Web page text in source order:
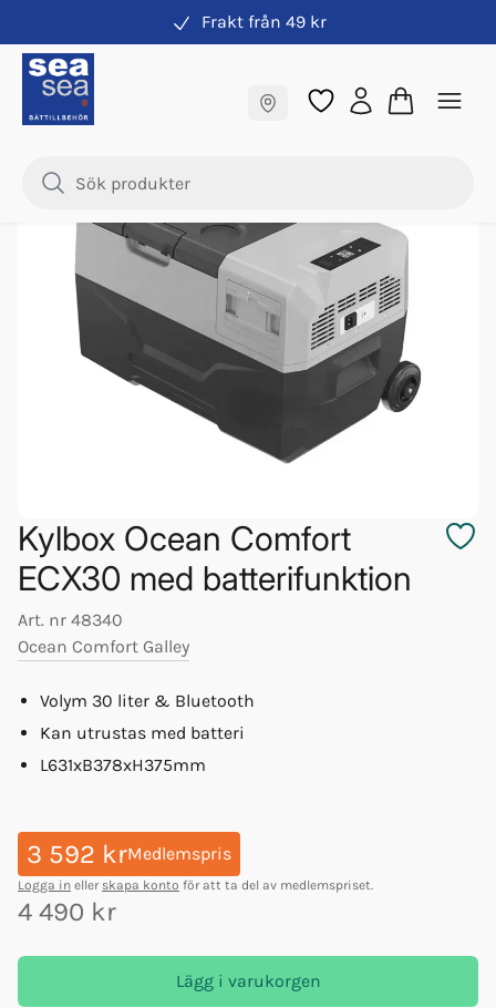
Frakt från 49 kr
Samma pris online & i butik
Kylbox Ocean Comfort
ECX30 med batterifunktion
Art. nr 48340
Ocean Comfort Galley
Volym 30 liter & Bluetooth
Kan utrustas med batteri
L631xB378xH375mm
3 592 krMedlemspris
Logga in eller skapa konto för att ta del av medlemspriset.
4 490 kr
Lägg i varukorgen